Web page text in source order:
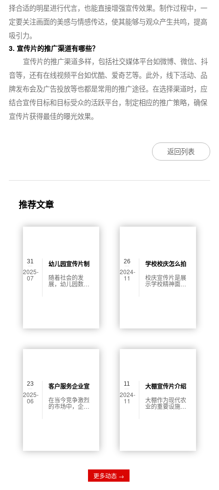
择合适的明星进行代言，也能直接增强宣传效果。制作过程中，一
定要关注画面的美感与情感传达，使其能够与观众产生共鸣，提高
吸引力。
3. 宣传片的推广渠道有哪些？
宣传片的推广渠道多样，包括社交媒体平台如微博、微信、抖
音等，还有在线视频平台如优酷、爱奇艺等。此外，线下活动、品
牌发布会及广告投放等也都是常用的推广途径。在选择渠道时，应
结合宣传目标和目标受众的活跃平台，制定相应的推广策略，确保
宣传片获得最佳的曝光效果。
返回列表
推荐文章
31
2025-
07
幼儿园宣传片制
作多少钱
随着社会的发
展，幼儿园数量
制作专业的宣传
制作宣传片时，
析，并为您提供
有价值的参考。
26
2024-
11
学校校庆怎么拍
宣传片文案
校庆宣传片是展
示学校精神面貌
要明确宣传片的
历史成就？还是
23
2025-
06
客户服务企业宣
传片制作多少钱
在当今竞争激烈
的市场中，企业
生动的视频内
示服务理念、专
例。但在制作此
11
2024-
11
大棚宣传片介绍
文案
大棚作为现代农
业的重要设施，
功能及其在农业
更多动态 →